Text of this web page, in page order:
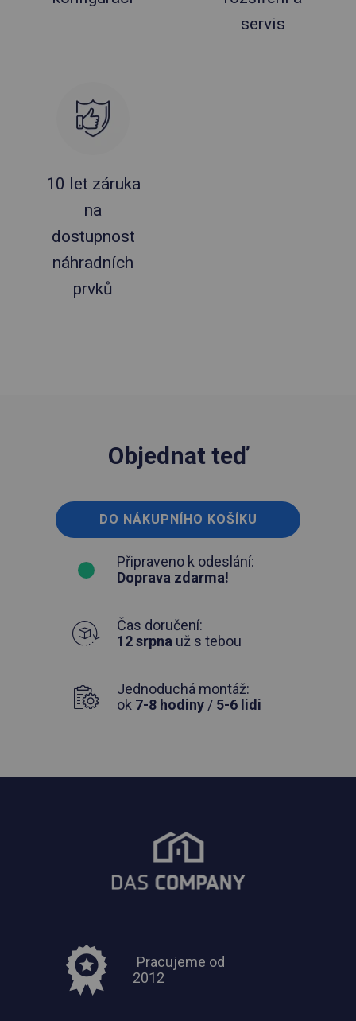
servis
10 let záruka
na
dostupnost
náhradních
prvků
Objednat teď
DO NÁKUPNÍHO KOŠÍKU
Připraveno k odeslání:
Doprava zdarma!
Čas doručení:
12 srpna už s tebou
Jednoduchá montáž:
ok 7-8 hodiny / 5-6 lidi
Pracujeme od
2012